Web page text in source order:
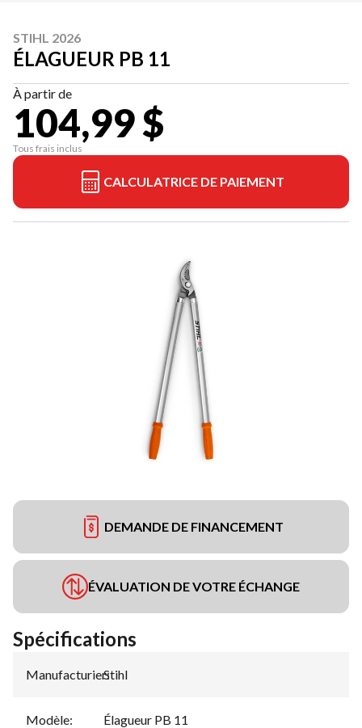
STIHL 2026
ÉLAGUEUR PB 11
À partir de
104,99 $
Tous frais inclus
CALCULATRICE DE PAIEMENT
DEMANDE DE FINANCEMENT
ÉVALUATION DE VOTRE ÉCHANGE
Spécifications
Manufacturier:
Stihl
Modèle: Élagueur PB 11